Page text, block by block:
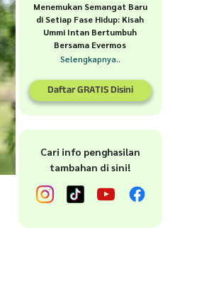
Menemukan Semangat Baru
di Setiap Fase Hidup: Kisah
Ummi Intan Bertumbuh
Bersama Evermos
Selengkapnya..
Daftar GRATIS Disini
Cari info penghasilan
tambahan di sini!